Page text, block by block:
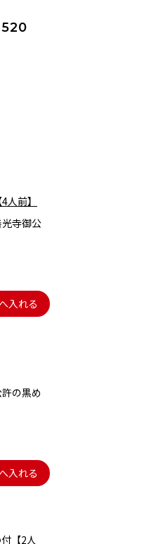
前】
寺御公
入れる
の黒め
入れる
【2人